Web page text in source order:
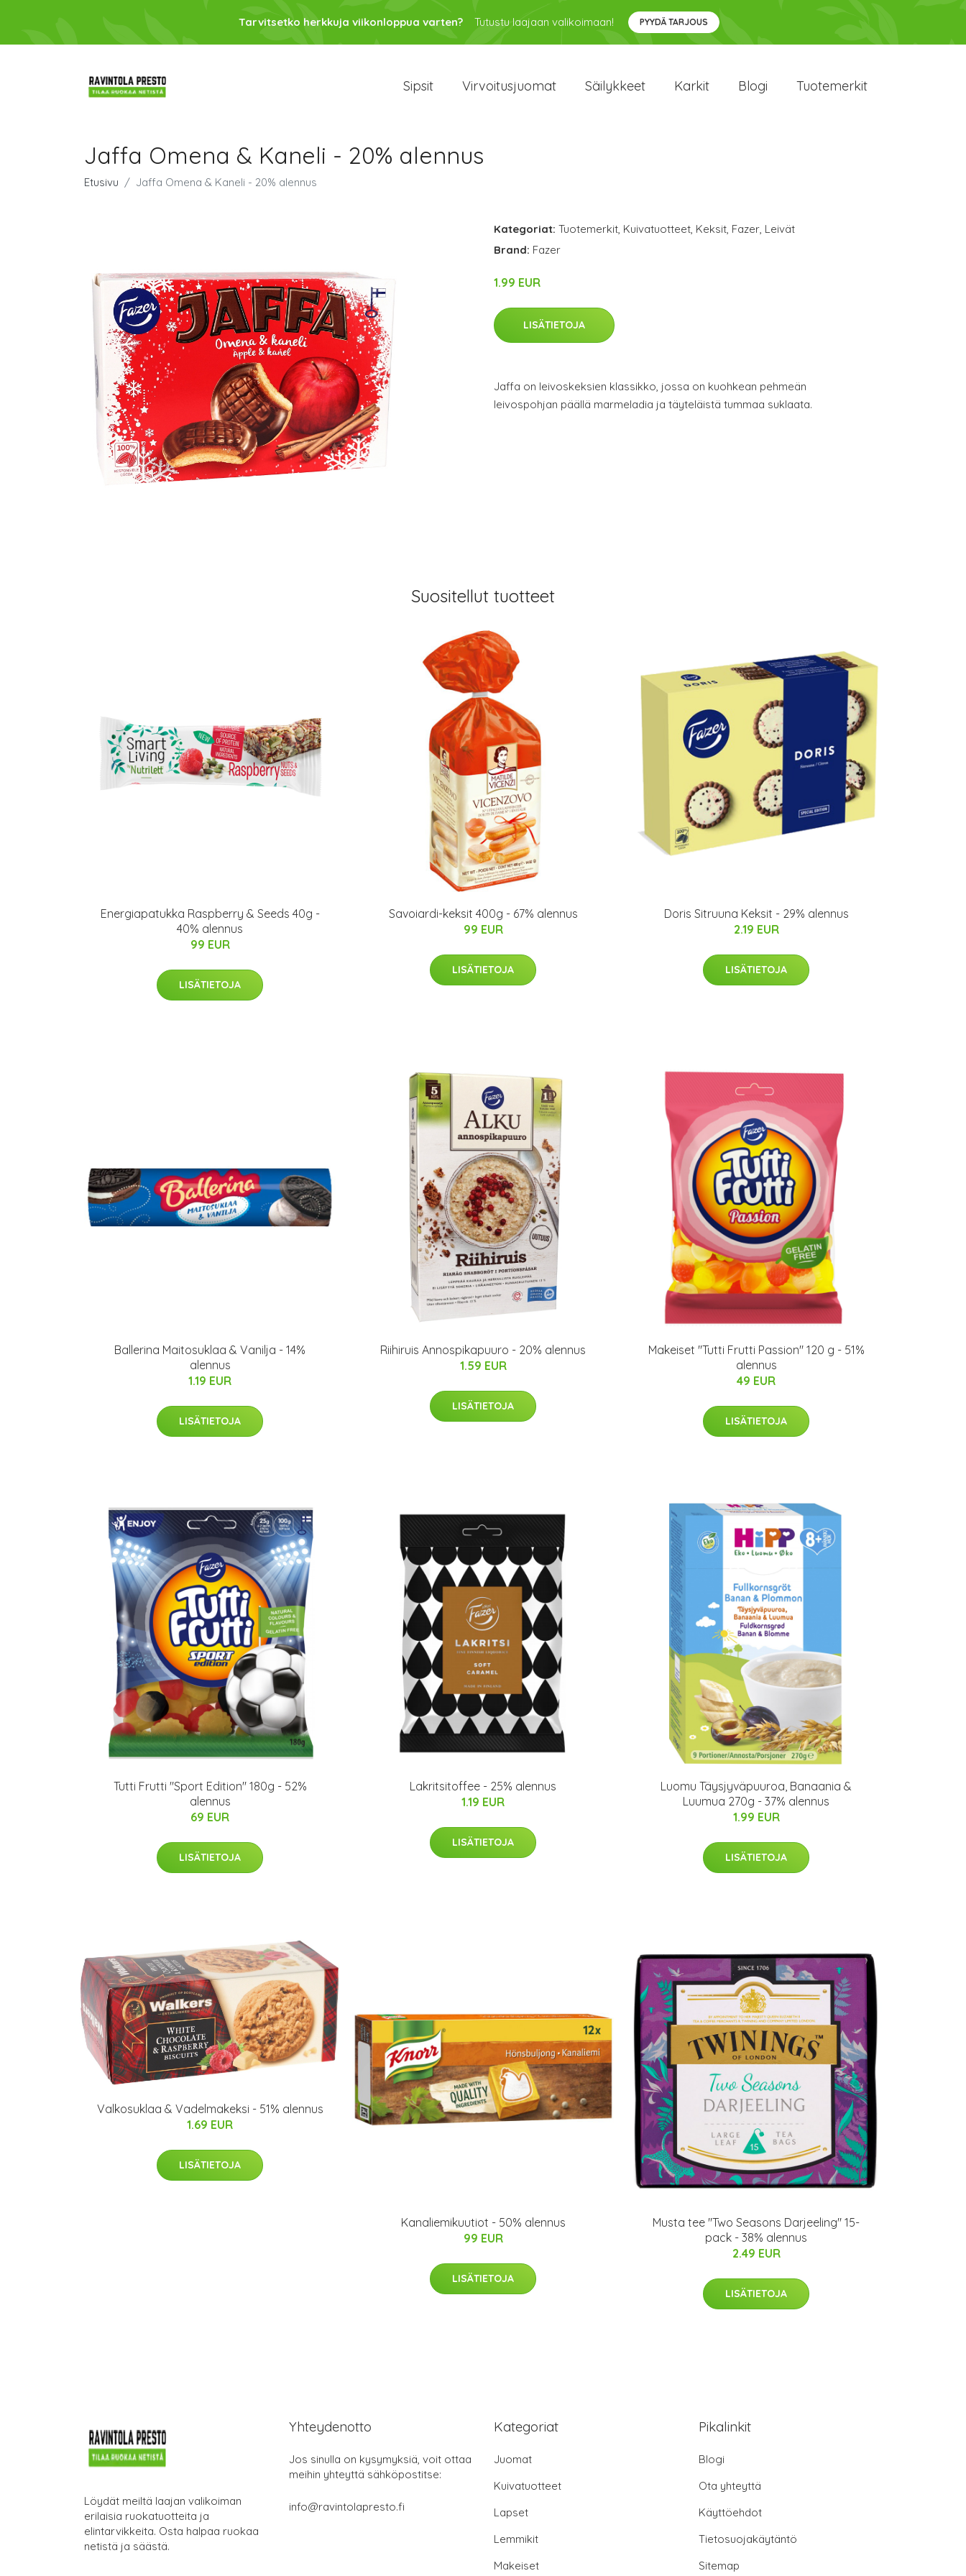
Tarvitsetko herkkuja viikonloppua varten? Tutustu laajaan valikoimaan! PYYDÄ TARJOUS
Sipsit Virvoitusjuomat Säilykkeet Karkit Blogi Tuotemerkit
Jaffa Omena & Kaneli - 20% alennus
Etusivu Jaffa Omena & Kaneli - 20% alennus
Kategoriat: Tuotemerkit, Kuivatuotteet, Keksit, Fazer, Leivät
Brand: Fazer
1.99 EUR
LISÄTIETOJA
Jaffa on leivoskeksien klassikko, jossa on kuohkean pehmeän
leivospohjan päällä marmeladia ja täyteläistä tummaa suklaata.
Suositellut tuotteet
Energiapatukka Raspberry & Seeds 40g -
40% alennus
99 EUR
LISÄTIETOJA
Savoiardi-keksit 400g - 67% alennus
99 EUR
LISÄTIETOJA
Doris Sitruuna Keksit - 29% alennus
2.19 EUR
LISÄTIETOJA
Ballerina Maitosuklaa & Vanilja - 14%
alennus
1.19 EUR
LISÄTIETOJA
Riihiruis Annospikapuuro - 20% alennus
1.59 EUR
LISÄTIETOJA
Makeiset "Tutti Frutti Passion" 120 g - 51%
alennus
49 EUR
LISÄTIETOJA
Tutti Frutti "Sport Edition" 180g - 52%
alennus
69 EUR
LISÄTIETOJA
Lakritsitoffee - 25% alennus
1.19 EUR
LISÄTIETOJA
Luomu Täysjyväpuuroa, Banaania &
Luumua 270g - 37% alennus
1.99 EUR
LISÄTIETOJA
Valkosuklaa & Vadelmakeksi - 51% alennus
1.69 EUR
LISÄTIETOJA
Kanaliemikuutiot - 50% alennus
99 EUR
LISÄTIETOJA
Musta tee "Two Seasons Darjeeling" 15-
pack - 38% alennus
2.49 EUR
LISÄTIETOJA
Löydät meiltä laajan valikoiman
erilaisia ruokatuotteita ja
elintarvikkeita. Osta halpaa ruokaa
netistä ja säästä.
Yhteydenotto
Jos sinulla on kysymyksiä, voit ottaa
meihin yhteyttä sähköpostitse:
info@ravintolapresto.fi
Kategoriat
Juomat
Kuivatuotteet
Lapset
Lemmikit
Makeiset
Pikalinkit
Blogi
Ota yhteyttä
Käyttöehdot
Tietosuojakäytäntö
Sitemap